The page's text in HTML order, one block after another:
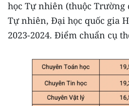
CHƯƠNG TRÌNH OCOP - MỖI XÃ
MỘT SẢN PHẨM
MEDIA CENTER
E-Magazine
học Tự nhiên (thuộc Trường
Tự nhiên, Đại học quốc gia
2023-2024. Điểm chuẩn cụ